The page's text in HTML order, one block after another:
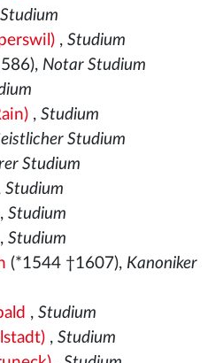
Studium
, Studium
Notar Studium
, Studium
Studium
Studium
Studium
, Studium
Studium
(*1544 †1607), Kanoniker
, Studium
, Studium